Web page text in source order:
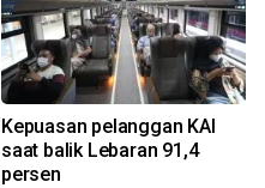
Kepuasan pelanggan KAI
saat balik Lebaran 91,4
persen